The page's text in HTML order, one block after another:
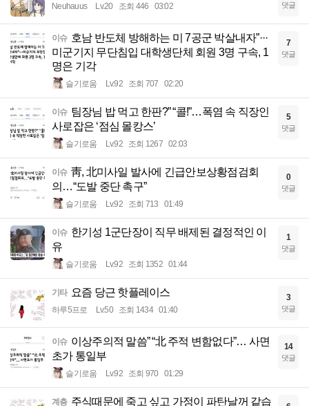
Neuhauus Lv.20 조회 446 03:02 댓글
이슈 호남 반도체 방해하는 미 7공군 박살내자”···
미군기지 무단침입 대학생단체 회원 3명 구속, 1
명은 기각
슬기로움 Lv.92 조회 707 02:20
7
댓글
이슈 팀장님 밥 먹고 한판?” “콜!”…폭염 속 직장인
사로잡은 ‘점심 몰캉스’
슬기로움 Lv.92 조회 1267 02:03
5
댓글
이슈 靑, 北미사일 발사에 긴급안보상황점검회
의…“도발 중단 촉구”
슬기로움 Lv.92 조회 713 01:49
0
댓글
이슈 한기성 1군단장이 직무 배제된 결정적인 이
유
슬기로움 Lv.92 조회 1352 01:44
1
댓글
기타 요즘 당근 핫플레이스
하루5프로 Lv.50 조회 1434 01:40
3
댓글
이슈 이상주의적 말씀” “北 주적 변함없다”… 사면
초가 통일부
슬기로움 Lv.92 조회 970 01:29
14
댓글
계층 주식때문에 죽고 싶고 가정이 파탄날꺼 같습